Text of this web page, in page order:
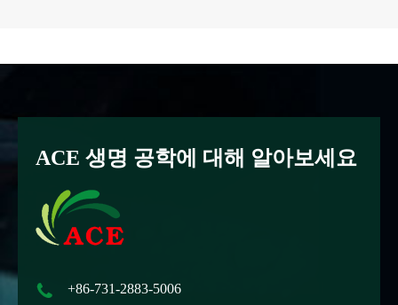
ACE 생명 공학에 대해 알아보세요
 +86-731-2883-5006